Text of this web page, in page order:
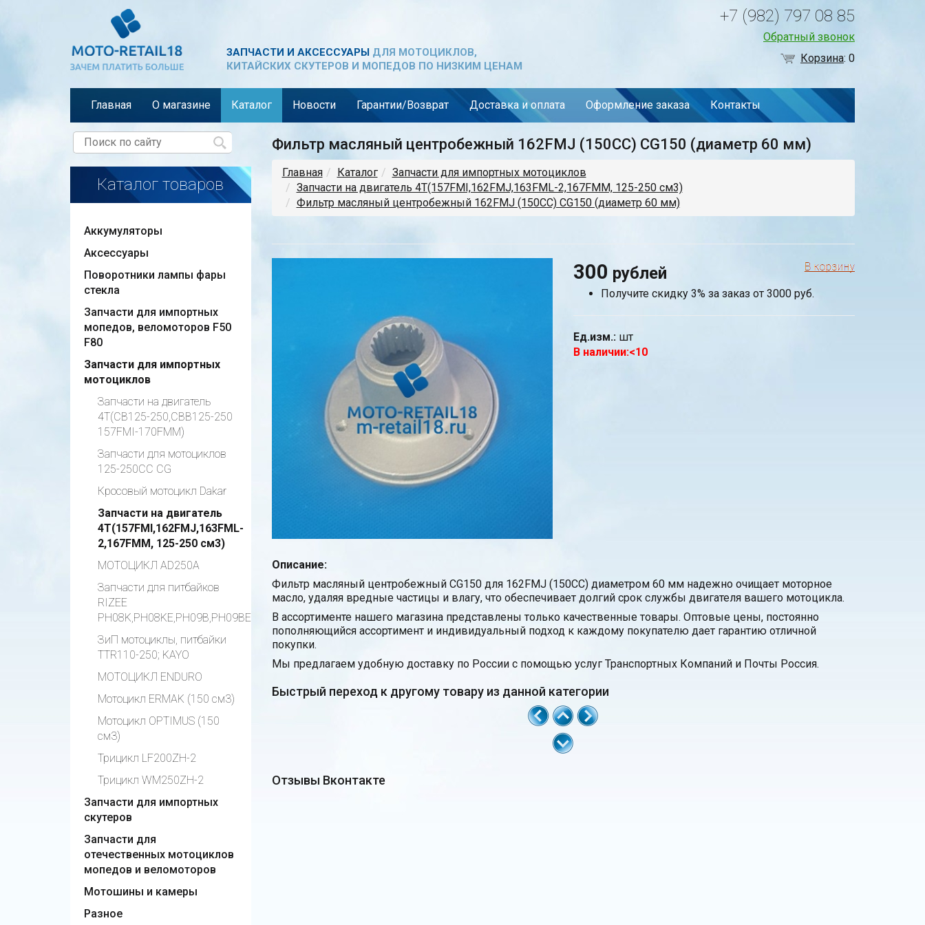
ЗАПЧАСТИ И АКСЕССУАРЫДЛЯ МОТОЦИКЛОВ,
КИТАЙСКИХ СКУТЕРОВ И МОПЕДОВ ПО НИЗКИМ ЦЕНАМ
+7 (982) 797 08 85
Обратный звонок
Корзина: 0
Главная О магазине Каталог Новости Гарантии/Возврат Доставка и оплата Оформление заказа Контакты
Каталог товаров
Аккумуляторы
Аксессуары
Поворотники лампы фары
стекла
Запчасти для импортных
мопедов, веломоторов F50
F80
Запчасти для импортных
мотоциклов
Запчасти на двигатель
4Т(CB125-250,CBB125-250
157FMI-170FMM)
Запчасти для мотоциклов
125-250СС CG
Кросовый мотоцикл Dakar
Запчасти на двигатель
4Т(157FMI,162FMJ,163FML-
2,167FMM, 125-250 см3)
МОТОЦИКЛ AD250A
Запчасти для питбайков
RIZEE
PH08K,PH08KE,PH09B,PH09BE
ЗиП мотоциклы, питбайки
TTR110-250; KAYO
МОТОЦИКЛ ENDURO
Мотоцикл ERMAK (150 см3)
Мотоцикл OPTIMUS (150
см3)
Трицикл LF200ZH-2
Трицикл WM250ZH-2
Запчасти для импортных
скутеров
Запчасти для
отечественных мотоциклов
мопедов и веломоторов
Мотошины и камеры
Разное
Фильтр масляный центробежный 162FMJ (150CC) CG150 (диаметр 60 мм)
Главная Каталог
Запчасти для импортных мотоциклов
Запчасти на двигатель 4Т(157FMI,162FMJ,163FML-2,167FMM, 125-250 см3)
Фильтр масляный центробежный 162FMJ (150CC) CG150 (диаметр 60 мм)
300 рублей
Получите скидку 3% за заказ от 3000 руб.
Ед.изм.: шт
В наличии:<10
Описание:
Фильтр масляный центробежный CG150 для 162FMJ (150CC) диаметром 60 мм надежно очищает моторное
масло, удаляя вредные частицы и влагу, что обеспечивает долгий срок службы двигателя вашего мотоцикла.
В ассортименте нашего магазина представлены только качественные товары. Оптовые цены, постоянно
пополняющийся ассортимент и индивидуальный подход к каждому покупателю дает гарантию отличной
покупки.
Мы предлагаем удобную доставку по России с помощью услуг Транспортных Компаний и Почты Россия.
Быстрый переход к другому товару из данной категории
Отзывы Вконтакте